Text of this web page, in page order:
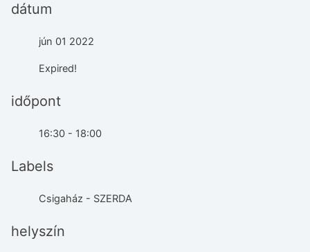
dátum
jún 01 2022
Expired!
időpont
16:30 - 18:00
Labels
Csigaház - SZERDA
helyszín